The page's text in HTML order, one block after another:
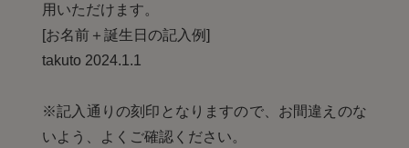
用いただけます。
[お名前＋誕生日の記入例]
takuto 2024.1.1
※記入通りの刻印となりますので、お間違えのな
いよう、よくご確認ください。